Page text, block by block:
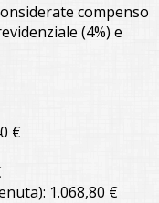
compenso
(4%) e
€
1.068,80 €